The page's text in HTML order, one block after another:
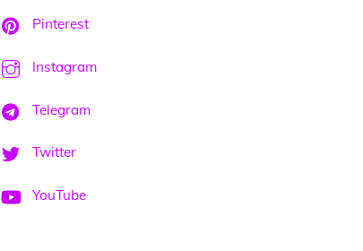
Pinterest
Instagram
Telegram
Twitter
YouTube